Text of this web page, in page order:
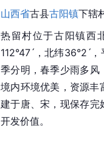
山西省古县古阳镇下辖
热留村位于古阳镇西
112°47ˊ，北纬36°2ˊ
季分明，春季少雨多风
境内环境优美，资源
建于唐、宋，现保存完
开发价值。